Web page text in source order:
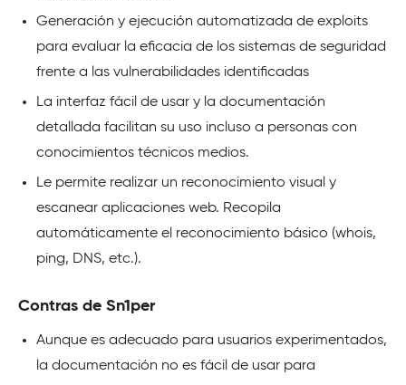
Generación y ejecución automatizada de exploits
para evaluar la eficacia de los sistemas de seguridad
frente a las vulnerabilidades identificadas
La interfaz fácil de usar y la documentación
detallada facilitan su uso incluso a personas con
conocimientos técnicos medios.
Le permite realizar un reconocimiento visual y
escanear aplicaciones web. Recopila
automáticamente el reconocimiento básico (whois,
ping, DNS, etc.).
Contras de Sn1per
Aunque es adecuado para usuarios experimentados,
la documentación no es fácil de usar para